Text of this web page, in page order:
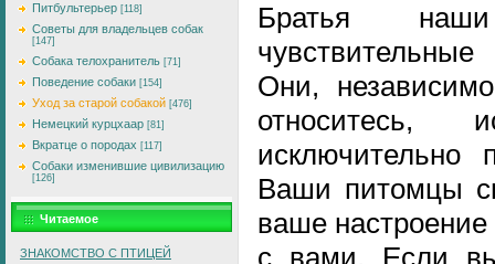
Питбультерьер [118]
Советы для владельцев собак
[147]
Собака телохранитель [71]
Поведение собаки [154]
Уход за старой собакой [476]
Немецкий курцхаар [81]
Вкратце о породах [117]
Собаки изменившие цивилизацию
[126]
Читаемое
ЗНАКОМСТВО С ПТИЦЕЙ
Братья
Они,
исключительно
Ваши питомцы
ваше настроение